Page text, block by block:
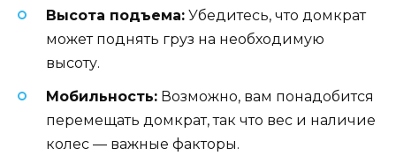
Высота подъема: Убедитесь, что домкрат
может поднять груз на необходимую
высоту.
Мобильность: Возможно, вам понадобится
перемещать домкрат, так что вес и наличие
колес — важные факторы.